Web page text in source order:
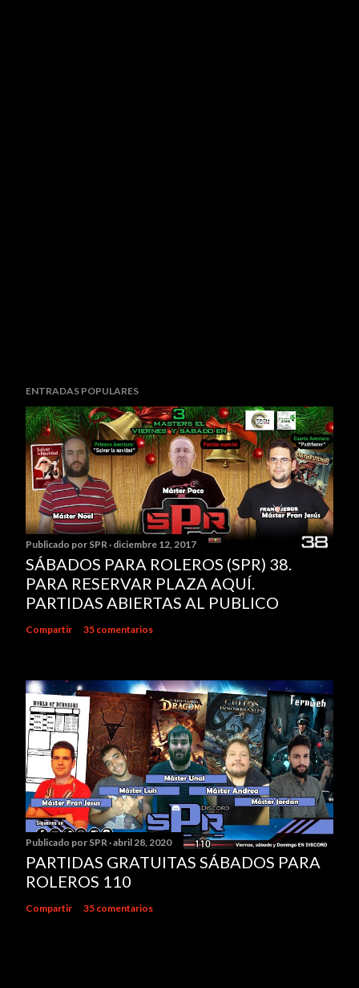
ENTRADAS POPULARES
Publicado por SPR diciembre 12, 2017
SÁBADOS PARA ROLEROS (SPR) 38.
PARA RESERVAR PLAZA AQUÍ.
PARTIDAS ABIERTAS AL PUBLICO
Compartir 35 comentarios
Publicado por SPR abril 28, 2020
PARTIDAS GRATUITAS SÁBADOS PARA
ROLEROS 110
Compartir 35 comentarios